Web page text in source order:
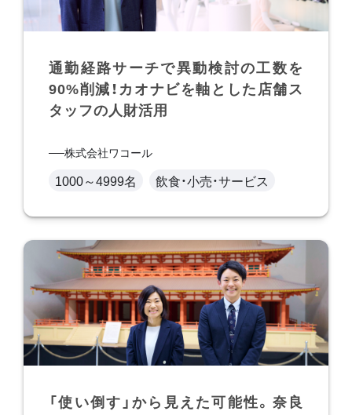
通勤経路サーチで異動検討の工数を
90%削減！カオナビを軸とした店舗ス
タッフの人財活用
株式会社ワコール
1000～4999名 飲食・小売・サービス
「使い倒す」から見えた可能性。奈良